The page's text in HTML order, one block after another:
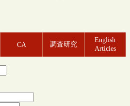
CA 調査研究
English
Articles